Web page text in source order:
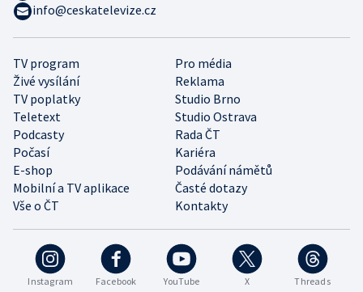
Instagram Facebook YouTube X Threads
TV program
Pro média
Živé vysílání
Reklama
TV poplatky
Studio Brno
Teletext
Studio Ostrava
Podcasty
Rada ČT
Počasí
Kariéra
E-shop
Podávání námětů
Mobilní a TV aplikace
Časté dotazy
Vše o ČT
Kontakty
info@ceskatelevize.cz